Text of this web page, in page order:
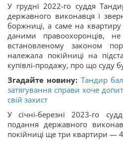
У грудні 2022-го суддя
державного виконавця і
боржниці, а саме на
даними правоохоронців,
встановленому законом
належала покійниці на
купівлі-продажу, про що суду
Згадайте новину: Тандир
затягування справи хоче
свій захист
У січні-березні 2023-го
подання державного
покійниці ще три квартири —